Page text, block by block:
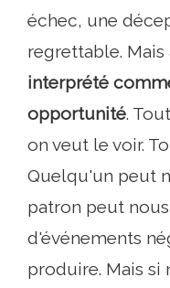
échec, une
regrettable. Mais
interprété
opportunité.
on veut le voir.
Quelqu'un peut
patron peut
d'événements
produire. Mais si